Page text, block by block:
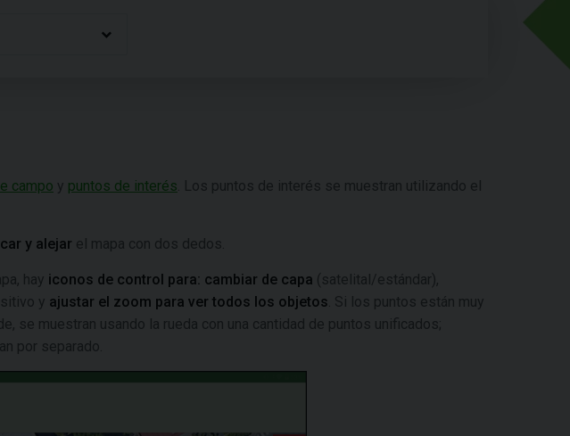
campo y puntos de interés . Los puntos de interés se muestran utilizando el
y alejar el mapa con dos dedos.
hay iconos de control para: cambiar de capa (satelital/estándar),
y ajustar el zoom para ver todos los objetos . Si los puntos están muy
se muestran usando la rueda con una cantidad de puntos unificados;
por separado.